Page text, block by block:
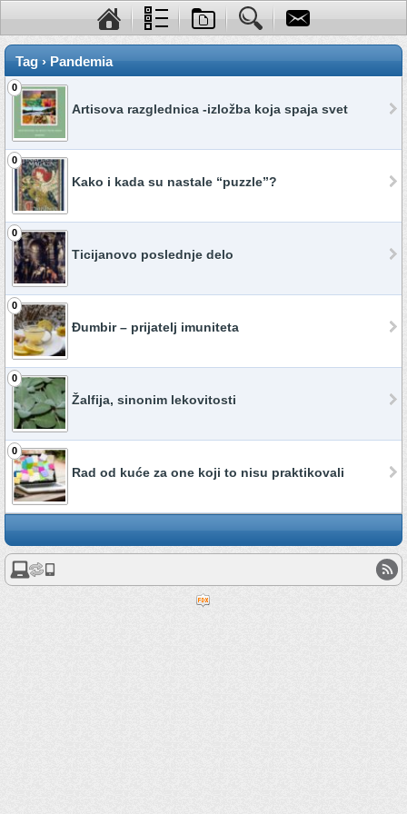
Tag › Pandemia
0
Artisova razglednica -izložba koja spaja svet
0
Kako i kada su nastale “puzzle”?
0
Ticijanovo poslednje delo
0
Đumbir – prijatelj imuniteta
0
Žalfija, sinonim lekovitosti
0
Rad od kuće za one koji to nisu praktikovali